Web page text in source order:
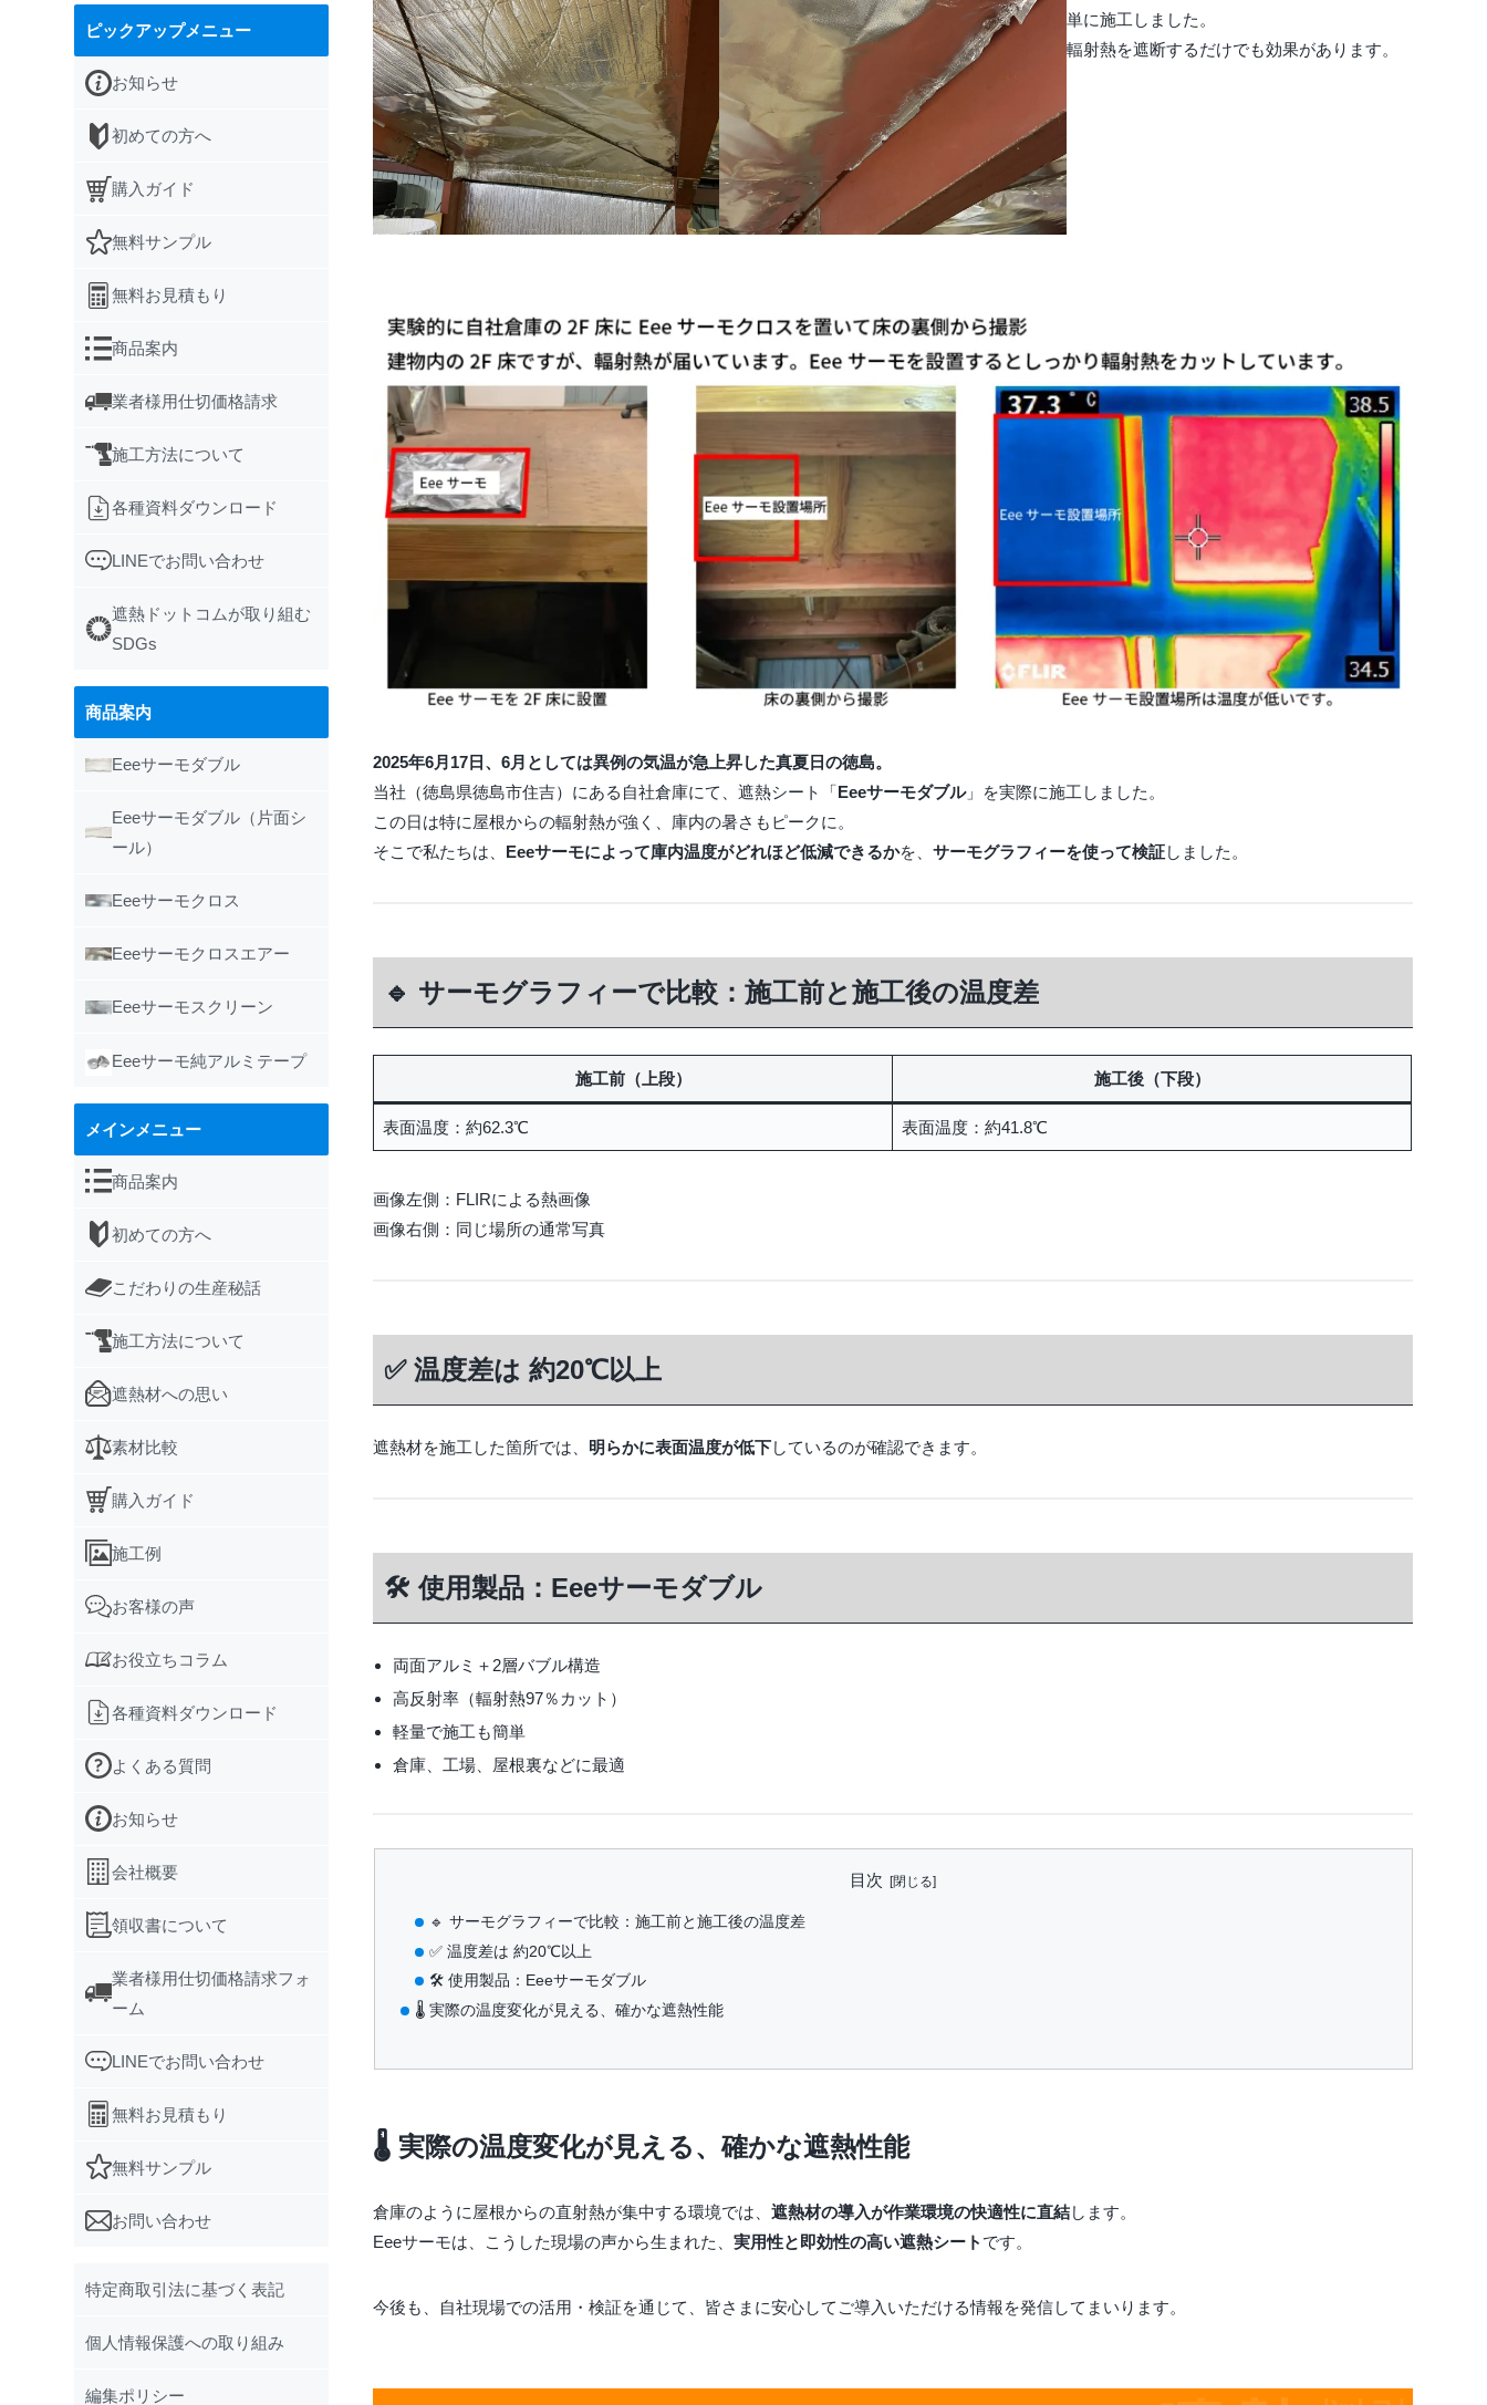
単に施工しました。
輻射熱を遮断するだけでも効果があります。
2025年6月17日、6月としては異例の気温が急上昇した真夏日の徳島。
当社（徳島県徳島市住吉）にある自社倉庫にて、遮熱シート「Eeeサーモダブル」を実際に施工しました。
この日は特に屋根からの輻射熱が強く、庫内の暑さもピークに。
そこで私たちは、 Eeeサーモによって庫内温度がどれほど低減できるかを、サーモグラフィーを使って検証しました。
🔹 サーモグラフィーで比較：施工前と施工後の温度差
施工前（上段） 施工後（下段）
表面温度：約62.3℃ 表面温度：約41.8℃
画像左側：FLIRによる熱画像
画像右側：同じ場所の通常写真
✅ 温度差は 約20℃以上
遮熱材を施工した箇所では、 明らかに表面温度が低下しているのが確認できます。
🛠 使用製品：Eeeサーモダブル
両面アルミ＋2層バブル構造
高反射率（輻射熱97％カット）
軽量で施工も簡単
倉庫、工場、屋根裏などに最適
目次
🔹 サーモグラフィーで比較：施工前と施工後の温度差
✅ 温度差は 約20℃以上
🛠 使用製品：Eeeサーモダブル
🌡️ 実際の温度変化が見える、確かな遮熱性能
🌡️ 実際の温度変化が見える、確かな遮熱性能
倉庫のように屋根からの直射熱が集中する環境では、遮熱材の導入が作業環境の快適性に直結します。
Eeeサーモは、こうした現場の声から生まれた、実用性と即効性の高い遮熱シート です。
今後も、自社現場での活用・検証を通じて、皆さまに安心してご導入いただける情報を発信してまいります。
ピックアップメニュー
お知らせ
初めての方へ
購入ガイド
無料サンプル
無料お見積もり
商品案内
業者様用仕切価格請求
施工方法について
各種資料ダウンロード
LINEでお問い合わせ
遮熱ドットコムが取り組む
SDGs
商品案内
Eeeサーモダブル
Eeeサーモダブル（片面シ
ール）
Eeeサーモクロス
Eeeサーモクロスエアー
Eeeサーモスクリーン
Eeeサーモ純アルミテープ
メインメニュー
商品案内
初めての方へ
こだわりの生産秘話
施工方法について
遮熱材への思い
素材比較
購入ガイド
施工例
お客様の声
お役立ちコラム
各種資料ダウンロード
よくある質問
お知らせ
会社概要
領収書について
業者様用仕切価格請求フォ
ーム
LINEでお問い合わせ
無料お見積もり
無料サンプル
お問い合わせ
特定商取引法に基づく表記
個人情報保護への取り組み
編集ポリシー